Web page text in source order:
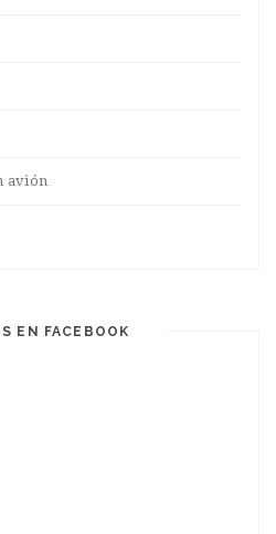
avión
EN FACEBOOK